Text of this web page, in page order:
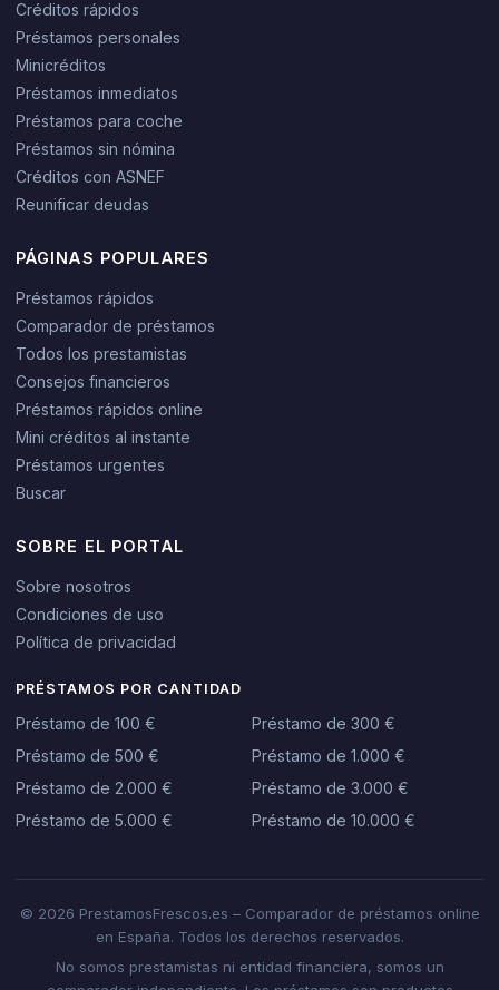
Créditos rápidos
Préstamos personales
Minicréditos
Préstamos inmediatos
Préstamos para coche
Préstamos sin nómina
Créditos con ASNEF
Reunificar deudas
PÁGINAS POPULARES
Préstamos rápidos
Comparador de préstamos
Todos los prestamistas
Consejos financieros
Préstamos rápidos online
Mini créditos al instante
Préstamos urgentes
Buscar
SOBRE EL PORTAL
Sobre nosotros
Condiciones de uso
Política de privacidad
PRÉSTAMOS POR CANTIDAD
Préstamo de 100 €
Préstamo de 300 €
Préstamo de 500 €
Préstamo de 1.000 €
Préstamo de 2.000 €
Préstamo de 3.000 €
Préstamo de 5.000 €
Préstamo de 10.000 €
© 2026 PrestamosFrescos.es – Comparador de préstamos online
en España. Todos los derechos reservados.
No somos prestamistas ni entidad financiera, somos un